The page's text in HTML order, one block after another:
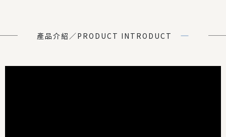
產品介紹／PRODUCT INTRODUCT